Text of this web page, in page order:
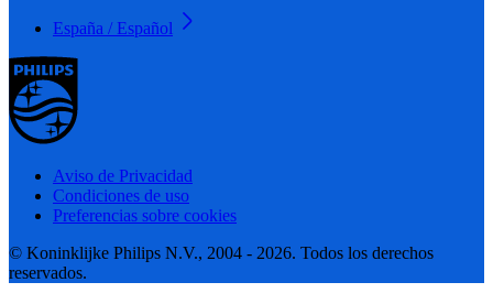
España / Español
Aviso de Privacidad
Condiciones de uso
Preferencias sobre cookies
© Koninklijke Philips N.V., 2004 - 2026. Todos los derechos
reservados.